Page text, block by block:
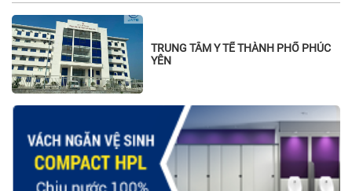
TRUNG TÂM Y TẾ THÀNH PHỐ PHÚC
YÊN